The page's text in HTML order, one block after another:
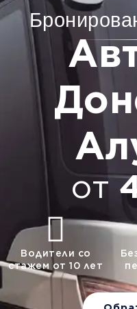
от
Водители со
стажем от 10 лет